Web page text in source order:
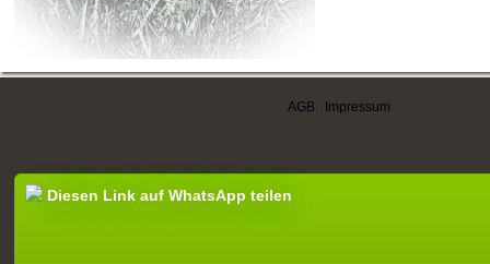
AGB Impressum
Diesen Link auf WhatsApp teilen